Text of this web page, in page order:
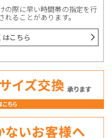
の際に早い時間帯の指定を行
ることがあります。
こちら